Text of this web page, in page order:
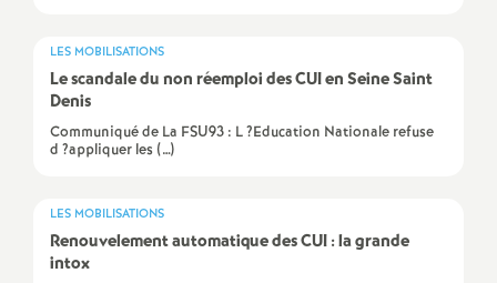
d
e
e
LES MOBILISATIONS
Le scandale du non réemploi desCUIen Seine Saint
Denis
Communiqué de La FSU93 : L ?Education Nationale refuse
d ?appliquer les (…)
LES MOBILISATIONS
Renouvelement automatique desCUI: la grande
intox